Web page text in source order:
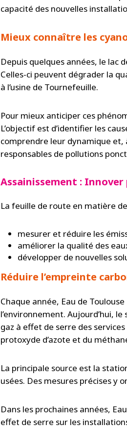
capacité des nouvelles
Mieux connaître les
Depuis quelques années, le lac
Celles-ci peuvent dégrader la
à l’usine de Tournefeuille.
Pour mieux anticiper ces
L’objectif est d’identifier les
comprendre leur dynamique
responsables de pollutions
Assainissement :
La feuille de route en matière
mesurer et réduire les
améliorer la qualité des
développer de nouvelles
Réduire l’empreinte
Chaque année, Eau de
l’environnement. Aujourd’hui,
gaz à effet de serre des
protoxyde d’azote et du
La principale source est la
usées. Des mesures précises y
Dans les prochaines années,
effet de serre sur les